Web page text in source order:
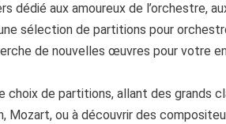
dédié aux amoureux de l’orchestre,
sélection de partitions pour
de nouvelles œuvres pour votre
choix de partitions, allant des grands
Mozart, ou à découvrir des